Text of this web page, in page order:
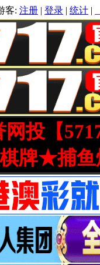
客: 注册 | 登录 | 统计 |
网投【
牌★捕鱼